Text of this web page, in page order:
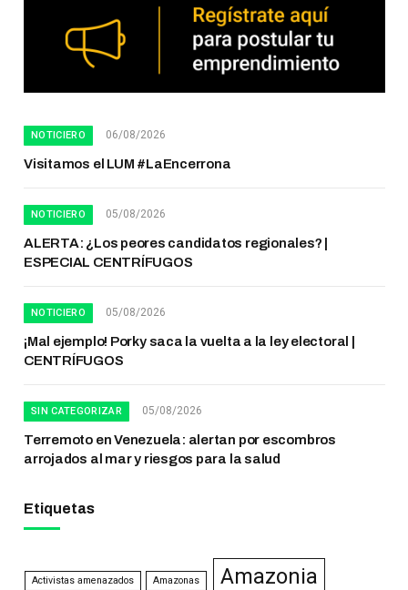
NOTICIERO 06/08/2026
Visitamos el LUM #LaEncerrona
NOTICIERO 05/08/2026
ALERTA: ¿Los peores candidatos regionales? |
ESPECIAL CENTRÍFUGOS
NOTICIERO 05/08/2026
¡Mal ejemplo! Porky saca la vuelta a la ley electoral |
CENTRÍFUGOS
SIN CATEGORIZAR 05/08/2026
Terremoto en Venezuela: alertan por escombros
arrojados al mar y riesgos para la salud
Etiquetas
Activistas amenazados Amazonas Amazonia